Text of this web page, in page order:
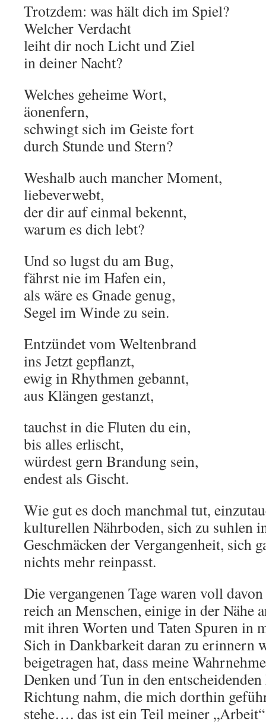
Trotzdem: was hält dich im Spiel?
Welcher Verdacht
leiht dir noch Licht und Ziel
in deiner Nacht?
Welches geheime Wort,
äonenfern,
schwingt sich im Geiste fort
durch Stunde und Stern?
Weshalb auch mancher Moment,
liebeverwebt,
der dir auf einmal bekennt,
warum es dich lebt?
Und so lugst du am Bug,
fährst nie im Hafen ein,
als wäre es Gnade genug,
Segel im Winde zu sein.
Entzündet vom Weltenbrand
ins Jetzt gepflanzt,
ewig in Rhythmen gebannt,
aus Klängen gestanzt,
tauchst in die Fluten du ein,
bis alles erlischt,
würdest gern Brandung sein,
endest als Gischt.
Wie gut es doch manchmal tut,
kulturellen Nährboden, sich zu suhlen
Geschmäcken der Vergangenheit, sich
nichts mehr reinpasst.
Die vergangenen Tage waren voll
reich an Menschen, einige in der Nähe
mit ihren Worten und Taten Spuren in
Sich in Dankbarkeit daran zu erinnern
beigetragen hat, dass meine
Denken und Tun in den
Richtung nahm, die mich dorthin
stehe…. das ist ein Teil meiner